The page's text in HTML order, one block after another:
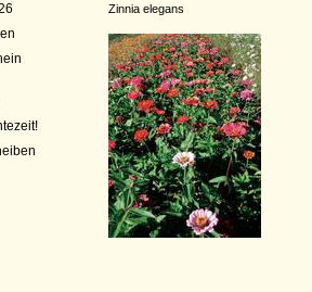
Zinnia elegans